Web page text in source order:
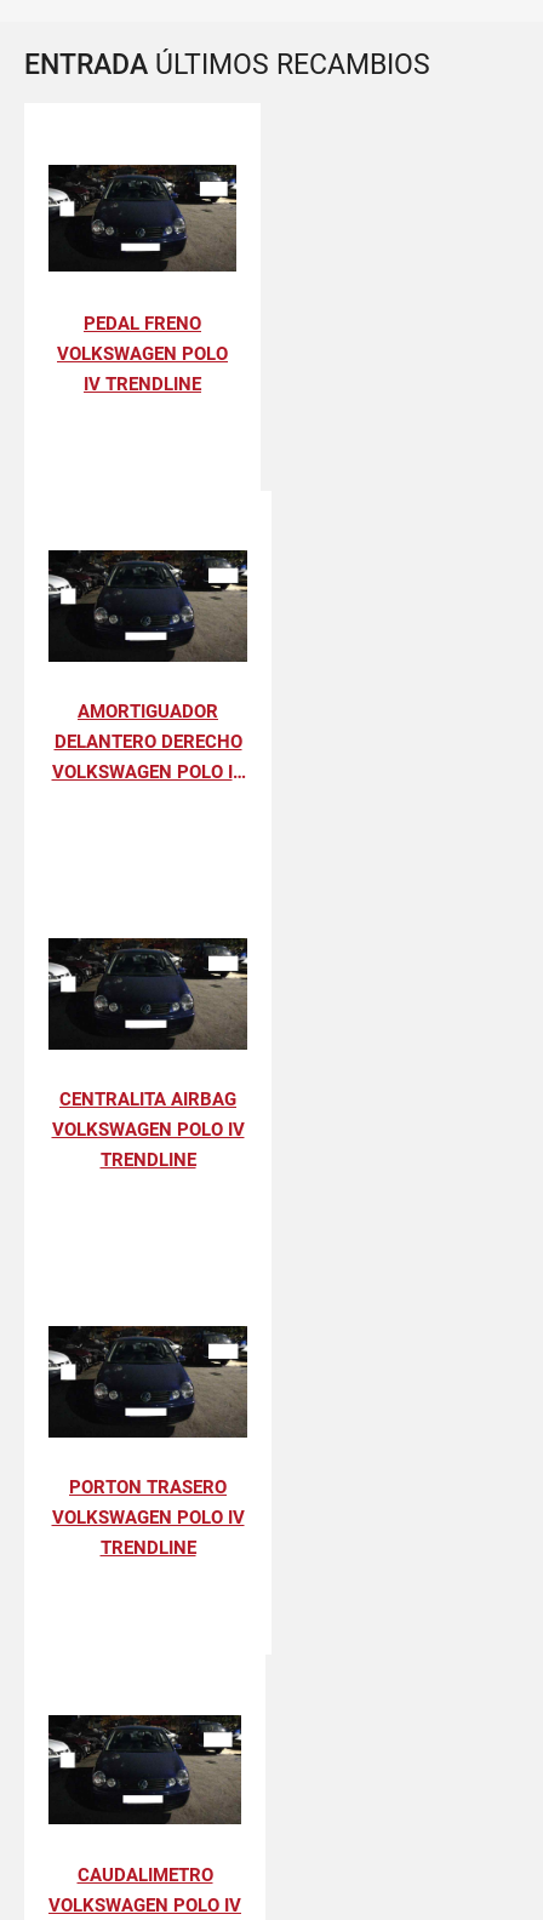
ENTRADA ÚLTIMOS RECAMBIOS
PEDAL FRENO
VOLKSWAGEN POLO
IV TRENDLINE
AMORTIGUADOR
DELANTERO DERECHO
VOLKSWAGEN POLO IV
CENTRALITA AIRBAG
VOLKSWAGEN POLO IV
TRENDLINE
PORTON TRASERO
VOLKSWAGEN POLO IV
TRENDLINE
CAUDALIMETRO
VOLKSWAGEN POLO IV